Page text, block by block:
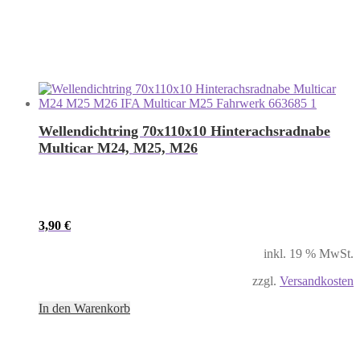
Wellendichtring 70x110x10 Hinterachsradnabe
Multicar M24, M25, M26
3,90 €
inkl. 19 % MwSt.
zzgl. Versandkosten
In den Warenkorb